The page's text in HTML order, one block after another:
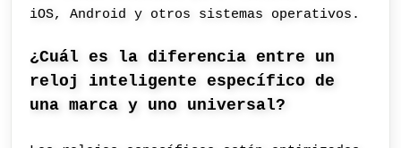
iOS, Android y otros sistemas operativos.
¿Cuál es la diferencia entre un
reloj inteligente específico de
una marca y uno universal?